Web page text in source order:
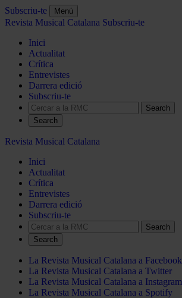
Subscriu-te Menú
Revista Musical Catalana Subscriu-te
Inici
Actualitat
Crítica
Entrevistes
Darrera edició
Subscriu-te
Search
Revista Musical Catalana
Inici
Actualitat
Crítica
Entrevistes
Darrera edició
Subscriu-te
Search
La Revista Musical Catalana a Facebook
La Revista Musical Catalana a Twitter
La Revista Musical Catalana a Instagram
La Revista Musical Catalana a Spotify